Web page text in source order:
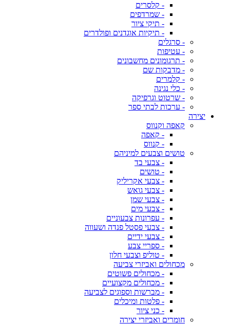
- קלסרים
- שמרדפים
- תיקי ציור
- תיקיות אוגדנים ופולדרים
- סרגלים
- עטיפות
- תרגומונים מחשבונים
- מדבקות שם
- קלמרים
- כלי נגינה
- שרטוט וגרפיקה
- ערכות לבתי ספר
יצירה
קאפה וקנווס
- קאפה
- קנווס
טושים וצבעים למיניהם
- צבעי בד
- טושים
- צבעי אקריליק
- צבעי גואש
- צבעי שמן
- צבעי מים
- עפרונות צבעוניים
- צבעי פסטל פנדה ושעווה
- צבעי ידיים
- ספריי צבע
- טוליפ וצבעי חלון
מכחולים ואביזרי צביעה
- מכחולים פשוטים
- מכחולים מקצועיים
- מברשות וספוגים לצביעה
- פלטות ומיכלים
- כני ציור
חומרים ואביזרי יצירה